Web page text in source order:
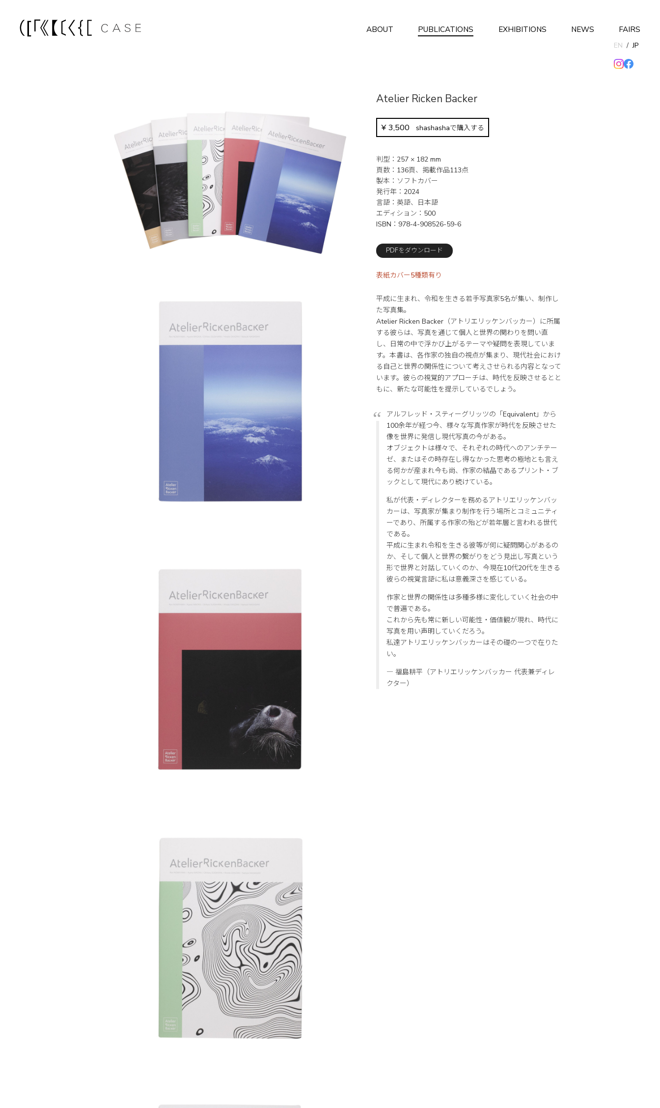
ABOUT PUBLICATIONS EXHIBITIONS NEWS FAIRS
EN / JP
Atelier Ricken Backer
¥ 3,500 shashashaで購入する
判型
257 × 182 mm
頁数
136頁、掲載作品113点
製本
ソフトカバー
発行年
2024
言語
英語、日本語
エディション
500
ISBN
978-4-908526-59-6
PDFをダウンロード
表紙カバー5種類有り
平成に生まれ、令和を生きる若手写真家5名が集い、制作し
た写真集。
Atelier Ricken Backer（アトリエリッケンバッカー）に所属
する彼らは、写真を通じて個人と世界の関わりを問い直
し、日常の中で浮かび上がるテーマや疑問を表現していま
す。本書は、各作家の独自の視点が集まり、現代社会におけ
る自己と世界の関係性について考えさせられる内容となって
います。彼らの視覚的アプローチは、時代を反映させるとと
もに、新たな可能性を提示しているでしょう。
アルフレッド・スティーグリッツの「Equivalent」から
100余年が経つ今、様々な写真作家が時代を反映させた
像を世界に発信し現代写真の今がある。
オブジェクトは様々で、それぞれの時代へのアンチテー
ゼ、またはその時存在し得なかった思考の極地とも言え
る何かが産まれ今も尚、作家の結晶であるプリント・ブ
ックとして現代にあり続けている。
私が代表・ディレクターを務めるアトリエリッケンバッ
カーは、写真家が集まり制作を行う場所とコミュニティ
ーであり、所属する作家の殆どが若年層と言われる世代
である。
平成に生まれ令和を生きる彼等が何に疑問関心があるの
か、そして個人と世界の繋がりをどう見出し写真という
形で世界と対話していくのか、今現在10代20代を生きる
彼らの視覚言語に私は意義深さを感じている。
作家と世界の関係性は多種多様に変化していく社会の中
で普遍である。
これから先も常に新しい可能性・価値観が現れ、時代に
写真を用い声明していくだろう。
私達アトリエリッケンバッカーはその礎の一つで在りた
い。
― 福島耕平（アトリエリッケンバッカー 代表兼ディレ
クター）